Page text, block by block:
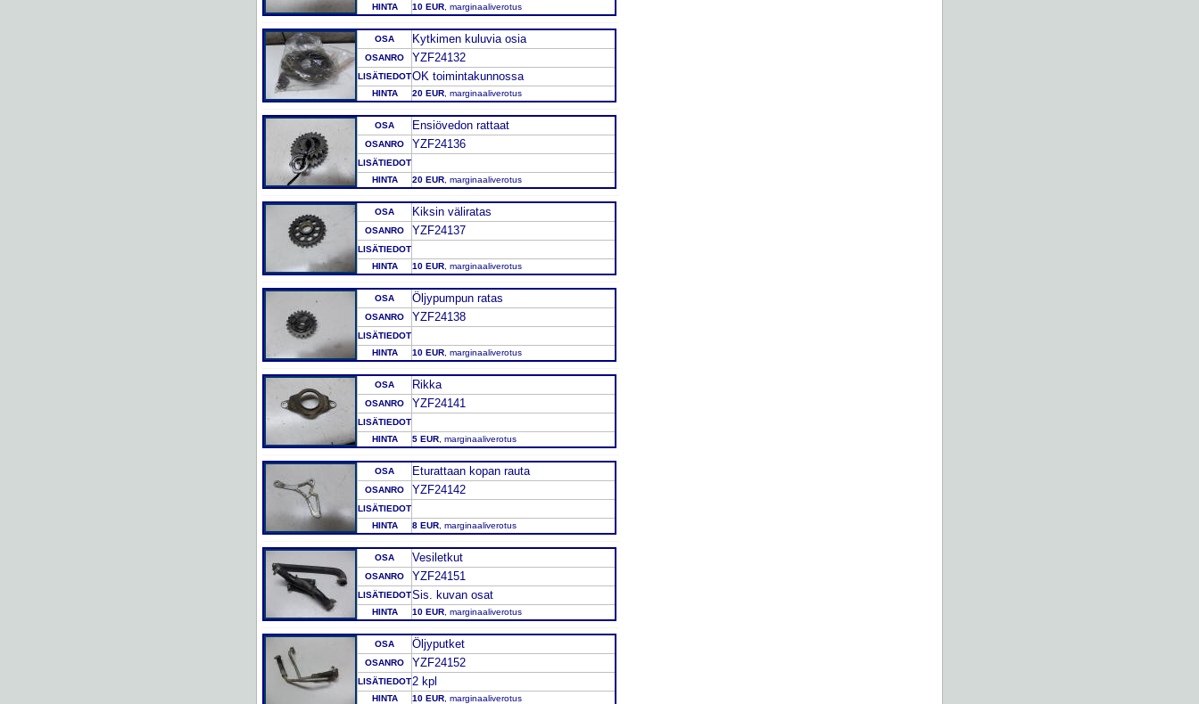
HINTA
10 EUR , marginaaliverotus
OSA Kytkimen kuluvia osia
OSANRO YZF24132
LISÄTIEDOTOK toimintakunnossa
HINTA 20 EUR , marginaaliverotus
OSA Ensiövedon rattaat
OSANRO YZF24136
LISÄTIEDOT
HINTA
20 EUR , marginaaliverotus
OSA Kiksin väliratas
OSANRO YZF24137
LISÄTIEDOT
HINTA
10 EUR , marginaaliverotus
OSA Öljypumpun ratas
OSANRO YZF24138
LISÄTIEDOT
HINTA
10 EUR , marginaaliverotus
OSA Rikka
OSANRO YZF24141
LISÄTIEDOT
HINTA
5 EUR , marginaaliverotus
OSA Eturattaan kopan rauta
OSANRO YZF24142
LISÄTIEDOT
HINTA
8 EUR , marginaaliverotus
OSA Vesiletkut
OSANRO YZF24151
LISÄTIEDOTSis. kuvan osat
HINTA 10 EUR , marginaaliverotus
OSA Öljyputket
OSANRO YZF24152
LISÄTIEDOT2 kpl
HINTA 10 EUR , marginaaliverotus